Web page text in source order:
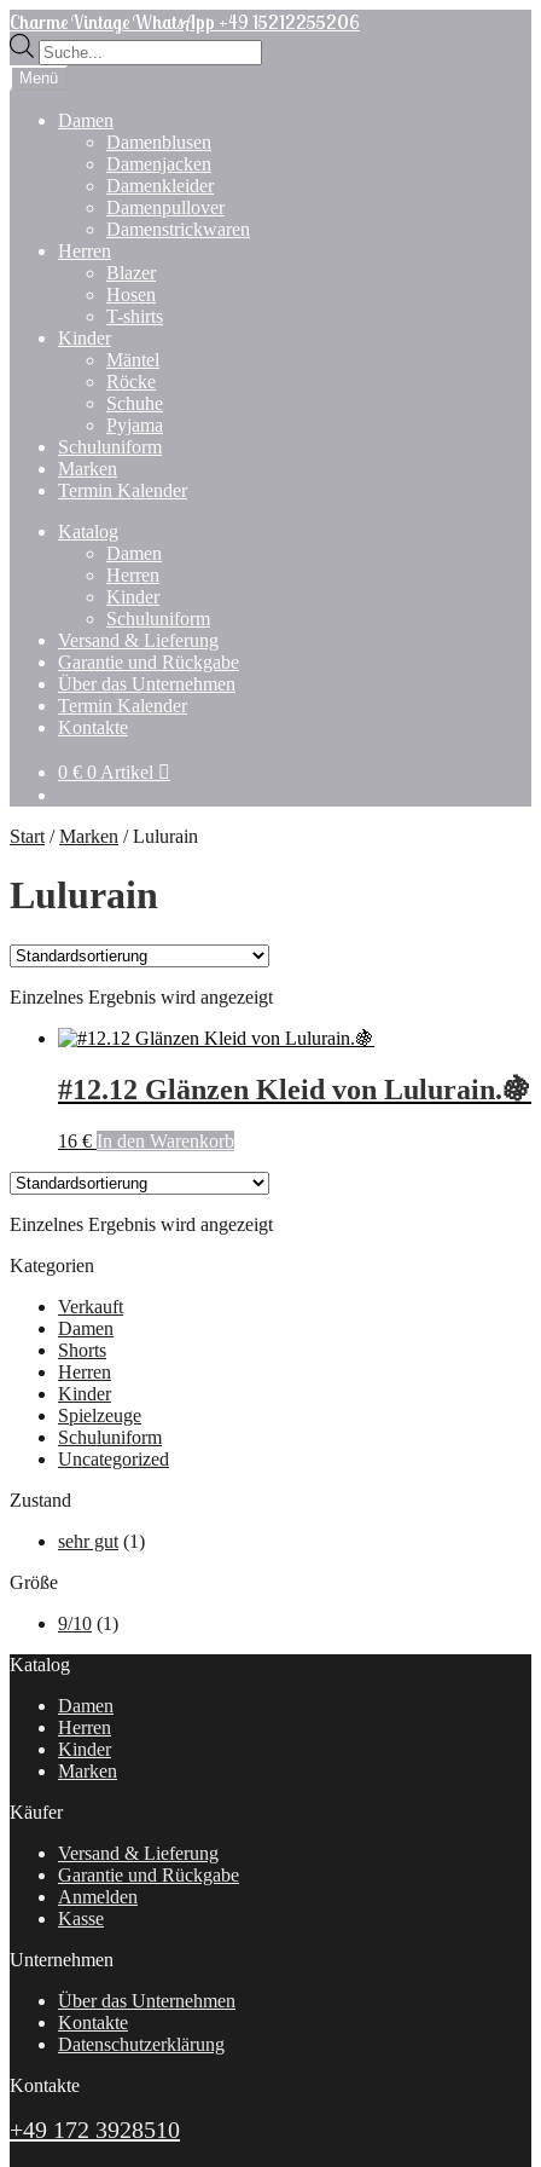
Zur
Navigation
springen
Zum
Inhalt
springen
Charme Vintage WhatsApp +49 15212255206
Products
search
Menü
Damen
Damenblusen
Damenjacken
Damenkleider
Damenpullover
Damenstrickwaren
Herren
Blazer
Hosen
T-shirts
Kinder
Mäntel
Röcke
Schuhe
Pyjama
Schuluniform
Marken
Termin Kalender
Katalog
Damen
Herren
Kinder
Schuluniform
Versand & Lieferung
Garantie und Rückgabe
Über das Unternehmen
Termin Kalender
Kontakte
0 € 0 Artikel
Start /Marken /Lulurain
Lulurain
Einzelnes Ergebnis wird angezeigt
#12.12 Glänzen Kleid von Lulurain.🍇
16 € In den Warenkorb
Einzelnes Ergebnis wird angezeigt
Kategorien
Verkauft
Damen
Shorts
Herren
Kinder
Spielzeuge
Schuluniform
Uncategorized
Zustand
sehr gut (1)
Größe
9/10 (1)
Katalog
Damen
Herren
Kinder
Marken
Käufer
Versand & Lieferung
Garantie und Rückgabe
Anmelden
Kasse
Unternehmen
Über das Unternehmen
Kontakte
Datenschutzerklärung
Kontakte
+49 172 3928510